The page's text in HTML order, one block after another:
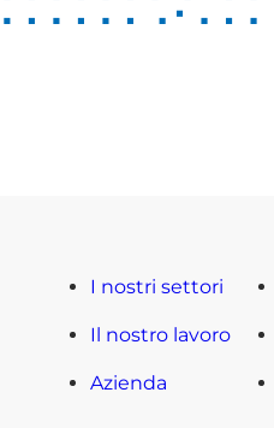
I nostri settori
Il nostro lavoro
Azienda